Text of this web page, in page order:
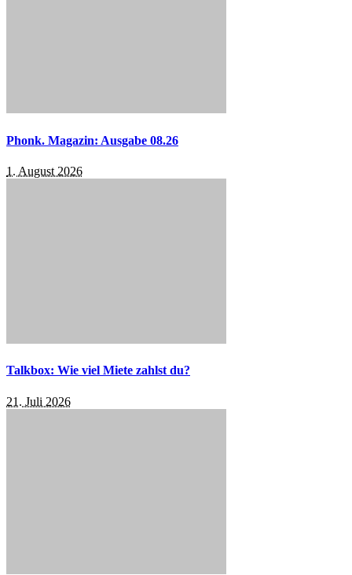
Phonk. Magazin: Ausgabe 08.26
1. August 2026
Talkbox: Wie viel Miete zahlst du?
21. Juli 2026